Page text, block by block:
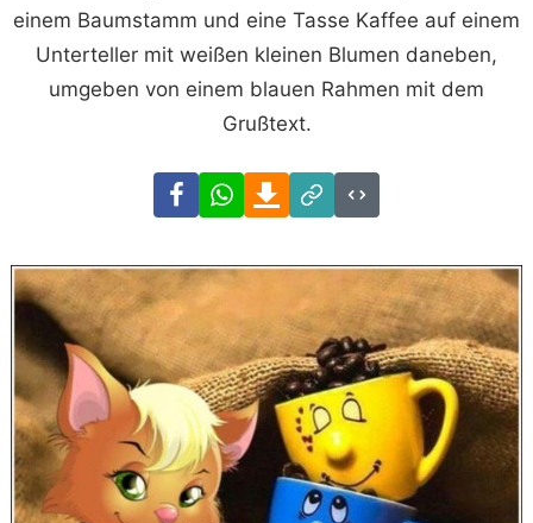
einem Baumstamm und eine Tasse Kaffee auf einem
Unterteller mit weißen kleinen Blumen daneben,
umgeben von einem blauen Rahmen mit dem
Grußtext.
FacebookWhatsAppDownload
Link
Code